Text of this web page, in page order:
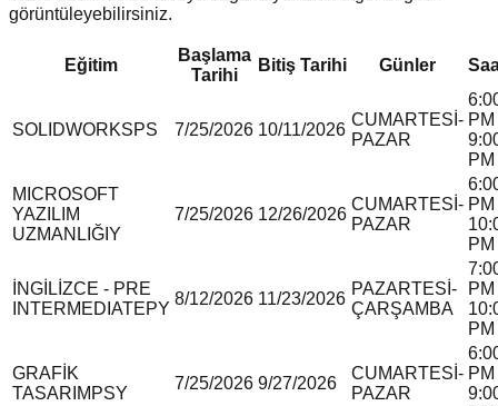
görüntüleyebilirsiniz.
Eğitim
Başlama
Tarihi
Bitiş Tarihi Günler
SOLIDWORKSPS 7/25/2026 10/11/2026
CUMARTESİ-
PAZAR
PM
PM
MICROSOFT
YAZILIM
UZMANLIĞI Y
7/25/2026 12/26/2026
CUMARTESİ-
PAZAR
PM
PM
İNGİLİZCE - PRE
INTERMEDIATEPY
8/12/2026 11/23/2026
PAZARTESİ-
ÇARŞAMBA
PM
PM
GRAFİK
TASARIM PSY
7/25/2026 9/27/2026
CUMARTESİ-
PAZAR
PM